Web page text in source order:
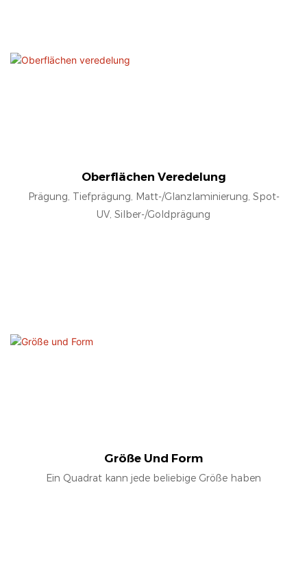
Oberflächen Veredelung
Prägung, Tiefprägung, Matt-/Glanzlaminierung, Spot-
UV, Silber-/Goldprägung
Größe Und Form
Ein Quadrat kann jede beliebige Größe haben